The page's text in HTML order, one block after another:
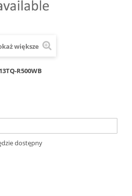
większe
R500WB
dostępny